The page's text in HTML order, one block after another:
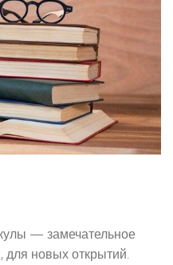
— замечательное
для новых открытий.